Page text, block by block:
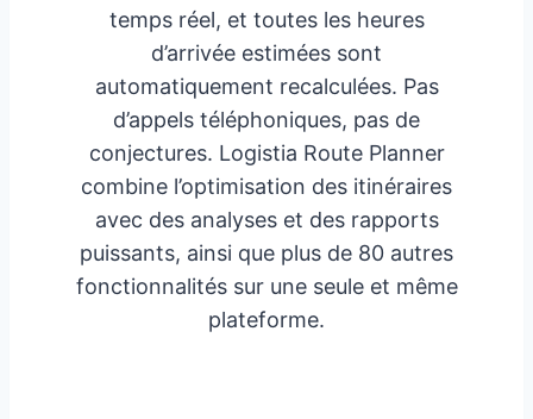
temps réel, et toutes les heures
d’arrivée estimées sont
automatiquement recalculées. Pas
d’appels téléphoniques, pas de
conjectures. Logistia Route Planner
combine l’optimisation des itinéraires
avec des analyses et des rapports
puissants, ainsi que plus de 80 autres
fonctionnalités sur une seule et même
plateforme.